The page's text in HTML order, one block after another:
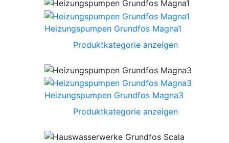
Heizungspumpen Grundfos Magna1
Produktkategorie anzeigen
Heizungspumpen Grundfos Magna3
Produktkategorie anzeigen